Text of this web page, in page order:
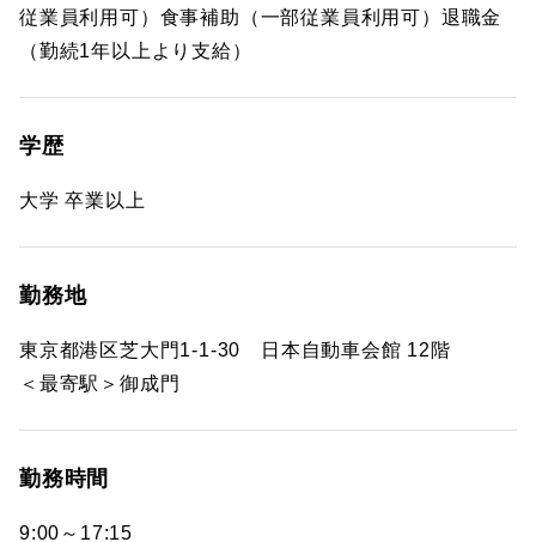
従業員利用可）食事補助（一部従業員利用可）退職金
（勤続1年以上より支給）
学歴
大学 卒業以上
勤務地
東京都港区芝大門1-1-30 日本自動車会館 12階
＜最寄駅＞御成門
勤務時間
9:00～17:15